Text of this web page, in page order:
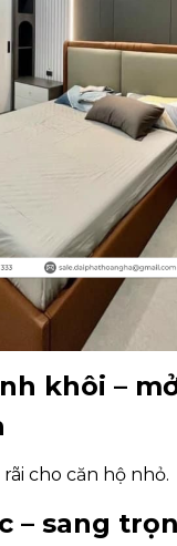
khôi –
cho căn hộ nhỏ.
– sang